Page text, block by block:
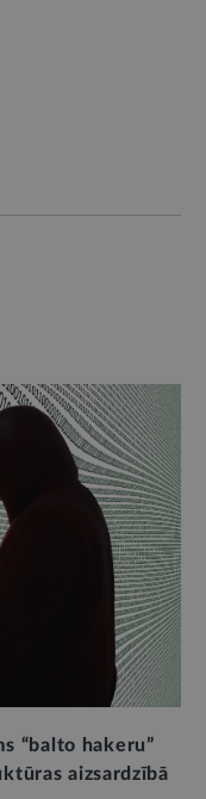
“balto hakeru”
aizsardzībā